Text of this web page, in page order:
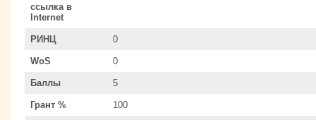
ссылка в
Internet
РИНЦ 0
WoS 0
Баллы 5
Грант % 100